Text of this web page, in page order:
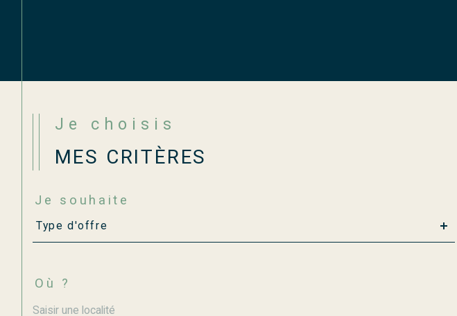
Je choisis
MES CRITÈRES
Je souhaite
d'offre
Type d'offre
Où ?